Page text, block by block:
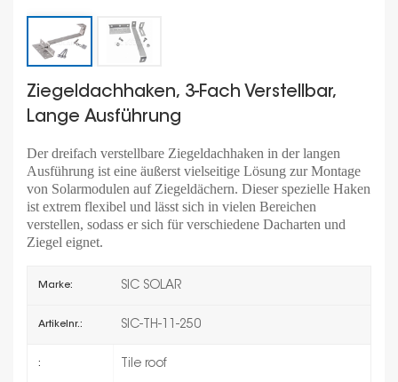
Ziegeldachhaken, 3-Fach Verstellbar,
Lange Ausführung
Der dreifach verstellbare Ziegeldachhaken in der langen
Ausführung ist eine äußerst vielseitige Lösung zur Montage
von Solarmodulen auf Ziegeldächern. Dieser spezielle Haken
ist extrem flexibel und lässt sich in vielen Bereichen
verstellen, sodass er sich für verschiedene Dacharten und
Ziegel eignet.
Marke: SIC SOLAR
Artikelnr.: SIC-TH-11-250
: Tile roof